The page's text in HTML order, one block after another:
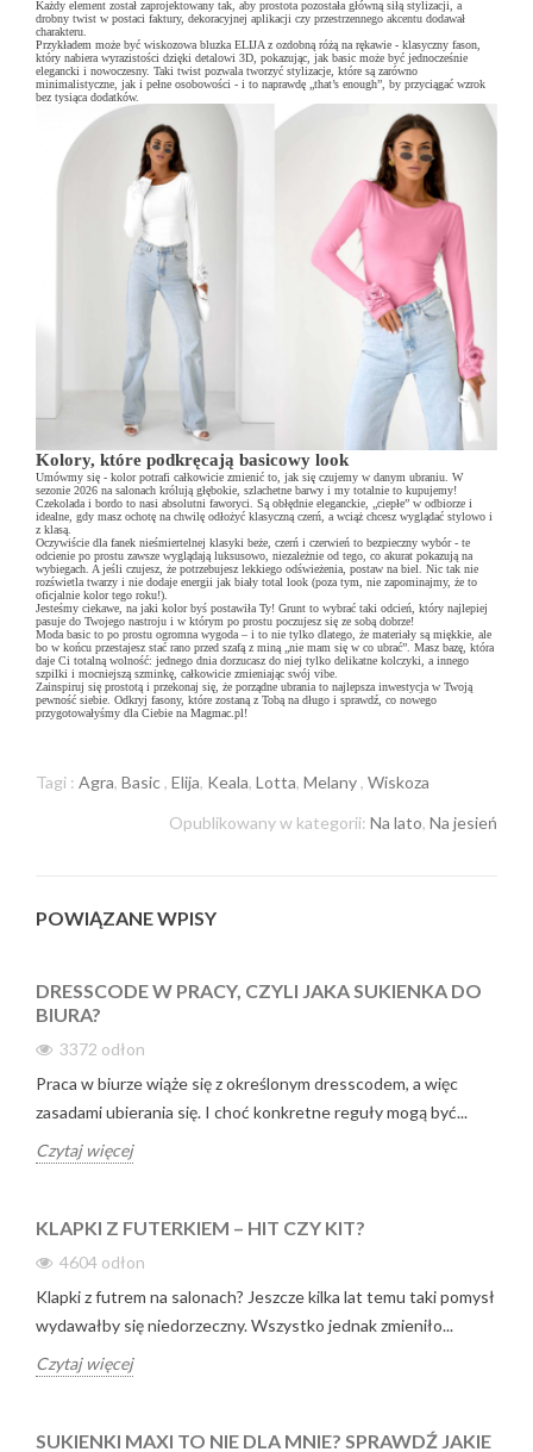
Każdy element został zaprojektowany tak, aby prostota pozostała główną siłą stylizacji, a
drobny twist w postaci faktury, dekoracyjnej aplikacji czy przestrzennego akcentu dodawał
charakteru.
Przykładem może być wiskozowa bluzka ELIJA z ozdobną różą na rękawie - klasyczny fason,
który nabiera wyrazistości dzięki detalowi 3D, pokazując, jak basic może być jednocześnie
elegancki i nowoczesny. Taki twist pozwala tworzyć stylizacje, które są zarówno
minimalistyczne, jak i pełne osobowości - i to naprawdę „that’s enough”, by przyciągać wzrok
bez tysiąca dodatków.
Kolory, które podkręcają basicowy look
Umówmy się - kolor potrafi całkowicie zmienić to, jak się czujemy w danym ubraniu. W
sezonie 2026 na salonach królują głębokie, szlachetne barwy i my totalnie to kupujemy!
Czekolada i bordo to nasi absolutni faworyci. Są obłędnie eleganckie, „ciepłe” w odbiorze i
idealne, gdy masz ochotę na chwilę odłożyć klasyczną czerń, a wciąż chcesz wyglądać stylowo i
z klasą.
Oczywiście dla fanek nieśmiertelnej klasyki beże, czerń i czerwień to bezpieczny wybór - te
odcienie po prostu zawsze wyglądają luksusowo, niezależnie od tego, co akurat pokazują na
wybiegach. A jeśli czujesz, że potrzebujesz lekkiego odświeżenia, postaw na biel. Nic tak nie
rozświetla twarzy i nie dodaje energii jak biały total look (poza tym, nie zapominajmy, że to
oficjalnie kolor tego roku!).
Jesteśmy ciekawe, na jaki kolor byś postawiła Ty! Grunt to wybrać taki odcień, który najlepiej
pasuje do Twojego nastroju i w którym po prostu poczujesz się ze sobą dobrze!
Moda basic to po prostu ogromna wygoda – i to nie tylko dlatego, że materiały są miękkie, ale
bo w końcu przestajesz stać rano przed szafą z miną „nie mam się w co ubrać”. Masz bazę, która
daje Ci totalną wolność: jednego dnia dorzucasz do niej tylko delikatne kolczyki, a innego
szpilki i mocniejszą szminkę, całkowicie zmieniając swój vibe.
Zainspiruj się prostotą i przekonaj się, że porządne ubrania to najlepsza inwestycja w Twoją
pewność siebie. Odkryj fasony, które zostaną z Tobą na długo i sprawdź, co nowego
przygotowałyśmy dla Ciebie na Magmac.pl!
Tagi : Agra, Basic, Elija, Keala, Lotta, Melany, Wiskoza
Opublikowany w kategorii: Na lato, Na jesień
POWIĄZANE WPISY
DRESSCODE W PRACY, CZYLI JAKA SUKIENKA DO
BIURA?
3372 odłon
Praca w biurze wiąże się z określonym dresscodem, a więc
zasadami ubierania się. I choć konkretne reguły mogą być...
Czytaj więcej
KLAPKI Z FUTERKIEM – HIT CZY KIT?
4604 odłon
Klapki z futrem na salonach? Jeszcze kilka lat temu taki pomysł
wydawałby się niedorzeczny. Wszystko jednak zmieniło...
Czytaj więcej
SUKIENKI MAXI TO NIE DLA MNIE? SPRAWDŹ JAKIE